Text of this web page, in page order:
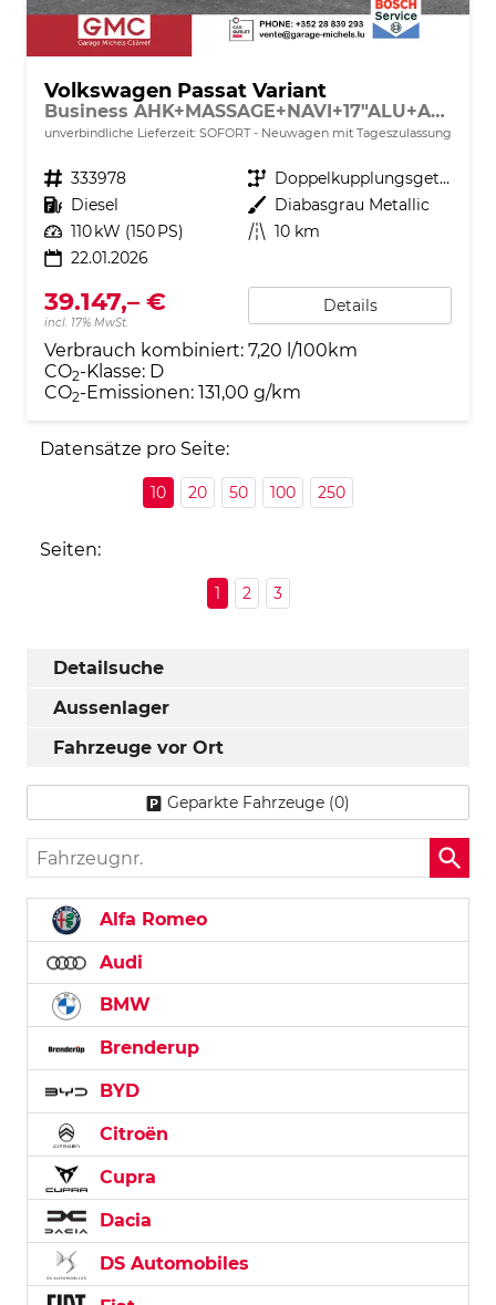
Volkswagen Passat Variant
Business AHK+MASSAGE+NAVI+17"ALU+ACC+KAMERA+LED
unverbindliche Lieferzeit: SOFORT Neuwagen mit Tageszulassung
Fahrzeugnr. 333978 Getriebe
Doppelkupplungsgetriebe (DSG)
Kraftstoff Diesel Außenfarbe Diabasgrau Metallic
Leistung 110 kW (150 PS) Kilometerstand 10 km
22.01.2026
39.147,– €
incl. 17% MwSt.
Details
Verbrauch kombiniert: 7,20 l/100km
CO2-Klasse: D
CO2-Emissionen: 131,00 g/km
Datensätze pro Seite:
10 20 50 100 250
Seiten:
1 2 3
Detailsuche
Aussenlager
Fahrzeuge vor Ort
Geparkte Fahrzeuge (0)
Fahrzeugnr.
Alfa Romeo
Audi
BMW
Brenderup
BYD
Citroën
Cupra
Dacia
DS Automobiles